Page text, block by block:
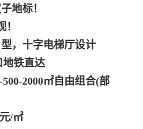
地标！
，十字电梯厅设计
地铁直达
2000㎡自由组合(部
/㎡